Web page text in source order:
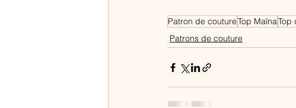
Patron de coutureTop MaïnaTop
Patrons de couture